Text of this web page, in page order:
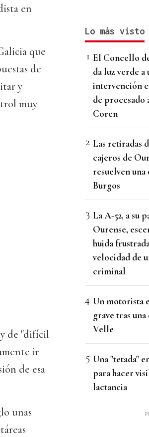
en
que
de
y
muy
de "difícil
ir
de esa
unas
Lo más visto
El Concello
da luz verde a
intervención
de procesado
Coren
Las retiradas
cajeros de
resuelven una
Burgos
La A-52, a su
Ourense,
huida
velocidad de
criminal
Un motorista
grave tras
Velle
Una "tetada"
para hacer
lactancia